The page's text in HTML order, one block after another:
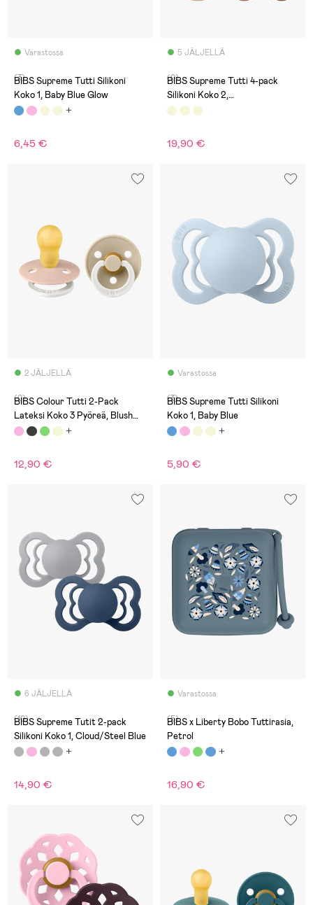
Varastossa
(3)
BIBS Supreme Tutti Silikoni
Koko 1, Baby Blue Glow
6,45 €
5 JÄLJELLÄ
(0)
BIBS Supreme Tutti 4-pack
Silikoni Koko 2,
Ivory/Vanilla/Blush/Woodchuck
19,90 €
2 JÄLJELLÄ
(0)
BIBS Colour Tutti 2-Pack
Lateksi Koko 3 Pyöreä, Blush
GLOW/Vanilla GLOW
12,90 €
Varastossa
(3)
BIBS Supreme Tutti Silikoni
Koko 1, Baby Blue
5,90 €
6 JÄLJELLÄ
(10)
BIBS Supreme Tutit 2-pack
Silikoni Koko 1, Cloud/Steel Blue
14,90 €
Varastossa
(5)
BIBS x Liberty Bobo Tuttirasia,
Petrol
16,90 €